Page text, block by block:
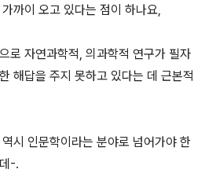
까이 오고 있다는 점이 하나요,
로 자연과학적, 의과학적 연구가 필자
해답을 주지 못하고 있다는 데 근본적
시 인문학이라는 분야로 넘어가야 한
-.